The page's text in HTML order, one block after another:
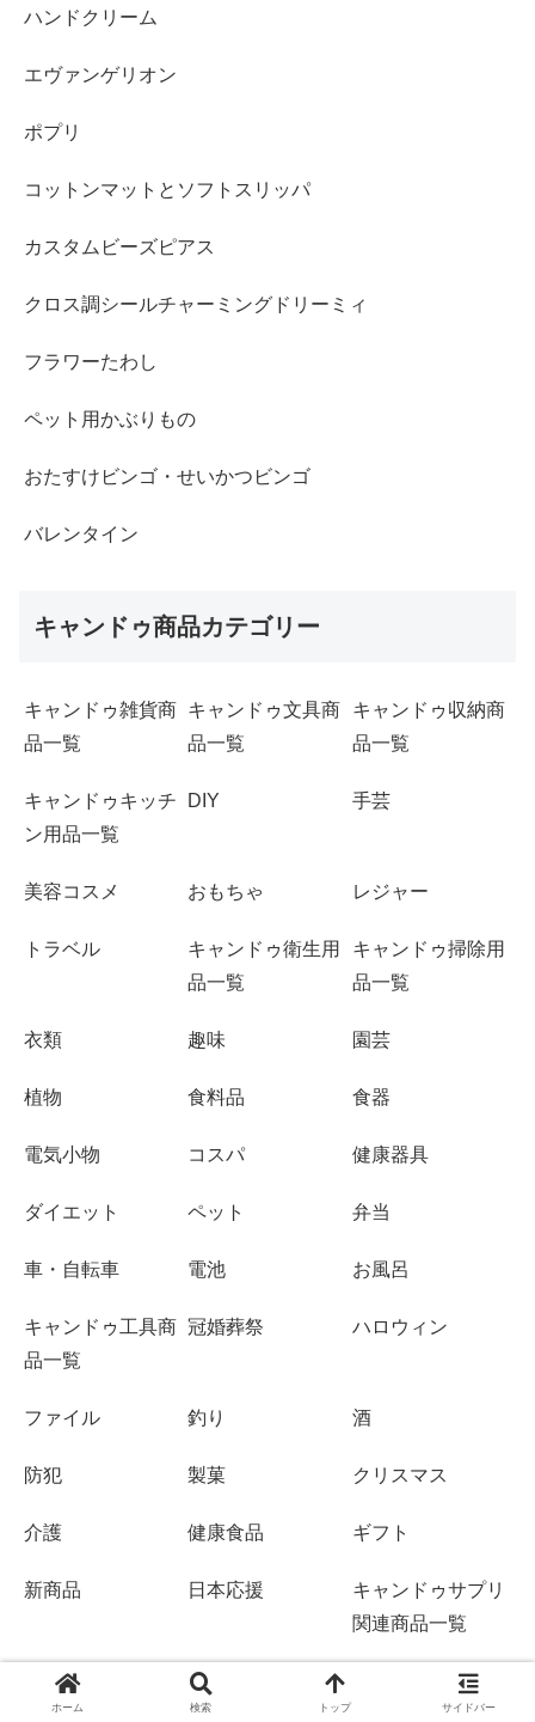
ハンドクリーム
エヴァンゲリオン
ポプリ
コットンマットとソフトスリッパ
カスタムビーズピアス
クロス調シールチャーミングドリーミィ
フラワーたわし
ペット用かぶりもの
おたすけビンゴ・せいかつビンゴ
バレンタイン
キャンドゥ商品カテゴリー
キャンドゥ雑貨商
品一覧
キャンドゥ文具商
品一覧
キャンドゥ収納商
品一覧
キャンドゥキッチ
ン用品一覧
DIY 手芸
美容コスメ おもちゃ レジャー
トラベル
キャンドゥ衛生用
品一覧
キャンドゥ掃除用
品一覧
衣類 趣味 園芸
植物 食料品 食器
電気小物 コスパ 健康器具
ダイエット ペット 弁当
車・自転車 電池 お風呂
キャンドゥ工具商
品一覧
冠婚葬祭 ハロウィン
ファイル 釣り 酒
防犯 製菓 クリスマス
介護 健康食品 ギフト
新商品 日本応援
キャンドゥサプリ
関連商品一覧
店舗一覧
ホーム 検索 トップ サイドバー